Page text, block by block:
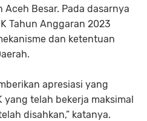
Besar. Pada dasarnya
Tahun Anggaran 2023
dan ketentuan
apresiasi yang
yang telah bekerja maksimal
disahkan,” katanya.